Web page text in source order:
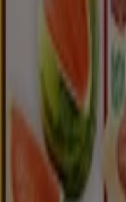
Was wir machen
Business-
Nachrichten und
Mit uns arbeiten
Kontakt aufnehmen
Marketing- und
Geschäft falsch
Wöchentliches
Technische